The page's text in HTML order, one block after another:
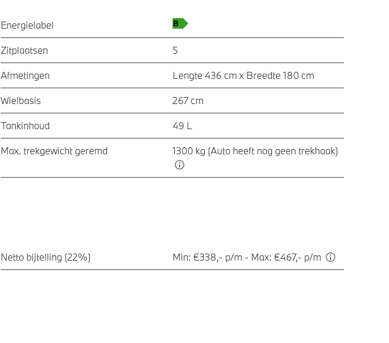
Energielabel
Zitplaatsen 5
Afmetingen Lengte 436 cm x Breedte 180 cm
Wielbasis 267 cm
Tankinhoud 49 L
Max. trekgewicht geremd 1300 kg (Auto heeft nog geen trekhaak)
Netto bijtelling (22%) Min: €338,- p/m - Max: €467,- p/m